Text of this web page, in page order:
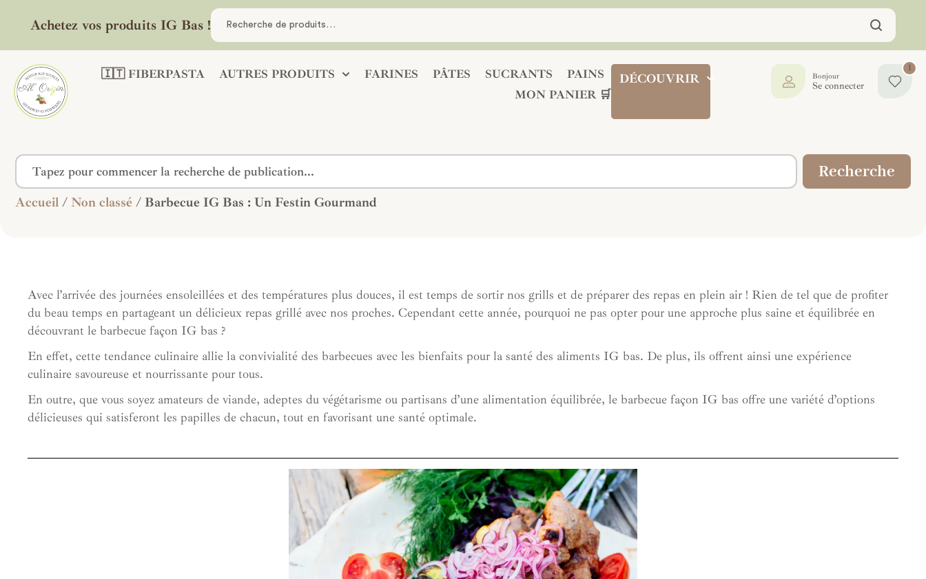
Achetez vos produits IG Bas !
🇮🇹 FIBERPASTA AUTRES PRODUITS FARINES PÂTES SUCRANTS
PAINS
MON PANIER 🛒
DÉCOUVRIR
1
Bonjour
Se connecter
Recherche
Accueil / Non classé / Barbecue IG Bas : Un Festin Gourmand
Avec l’arrivée des journées ensoleillées et des températures plus douces, il est temps de sortir nos grills et de préparer des repas en plein air ! Rien de tel que de profiter
du beau temps en partageant un délicieux repas grillé avec nos proches. Cependant cette année, pourquoi ne pas opter pour une approche plus saine et équilibrée en
découvrant le barbecue façon IG bas ?
En effet, cette tendance culinaire allie la convivialité des barbecues avec les bienfaits pour la santé des aliments IG bas. De plus, ils offrent ainsi une expérience
culinaire savoureuse et nourrissante pour tous.
En outre, que vous soyez amateurs de viande, adeptes du végétarisme ou partisans d’une alimentation équilibrée, le barbecue façon IG bas offre une variété d’options
délicieuses qui satisferont les papilles de chacun, tout en favorisant une santé optimale.